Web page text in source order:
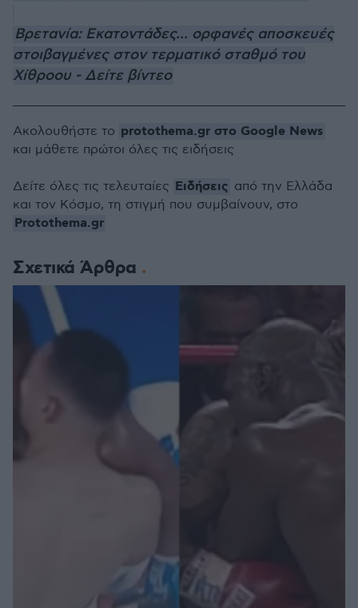
Βρετανία: Εκατοντάδες... ορφανές αποσκευές
στοιβαγμένες στον τερματικό σταθμό του
Χίθροου - Δείτε βίντεο
Σχετικά Άρθρα
Ακολουθήστε το protothema.gr στο Google News
και μάθετε πρώτοι όλες τις ειδήσεις
Δείτε όλες τις τελευταίες Ειδήσεις από την Ελλάδα
και τον Κόσμο, τη στιγμή που συμβαίνουν, στο
Protothema.gr